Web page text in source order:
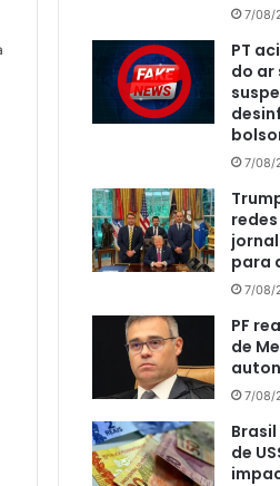
7/08/
PT
do ar
7/08/
para
7/08/
PF
de
7/08/
de